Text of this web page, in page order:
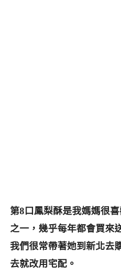
第8口鳳梨酥是我媽媽很
之一，幾乎每年都會買來
我們很常帶著她到新北去
去就改用宅配。